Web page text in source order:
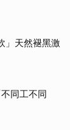
」天然褪黑激
同工不同